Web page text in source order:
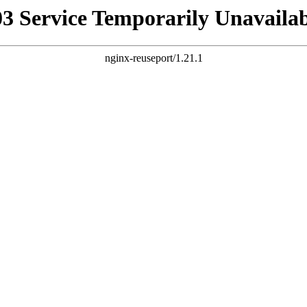
Service Temporarily
nginx-reuseport/1.21.1